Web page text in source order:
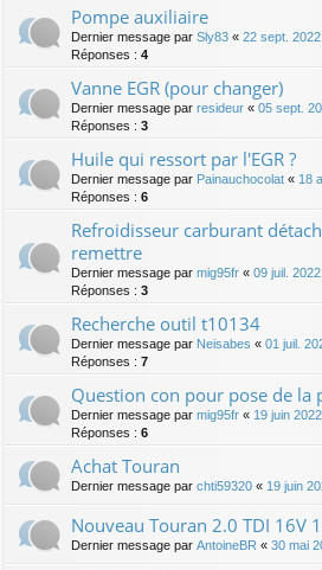
Pompe auxiliaire
Dernier message par Sly83 « 22 sept.
Réponses : 4
Vanne EGR (pour changer)
Dernier message par resideur « 05 sept.
Réponses : 3
Huile qui ressort par l'EGR ?
Dernier message par Painauchocolat « 18
Réponses : 6
Refroidisseur carburant
remettre
Dernier message par mig95fr « 09 juil.
Réponses : 3
Recherche outil t10134
Dernier message par Neisabes « 01 juil.
Réponses : 7
Question con pour pose de la
Dernier message par mig95fr « 19 juin
Réponses : 6
Achat Touran
Dernier message par chti59320 « 19 juin
Nouveau Touran 2.0 TDI 16V
Dernier message par AntoineBR « 30 mai